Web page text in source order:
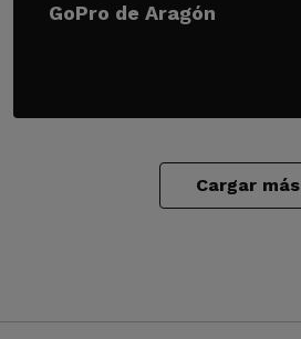
GoPro de Aragón
Cargar más